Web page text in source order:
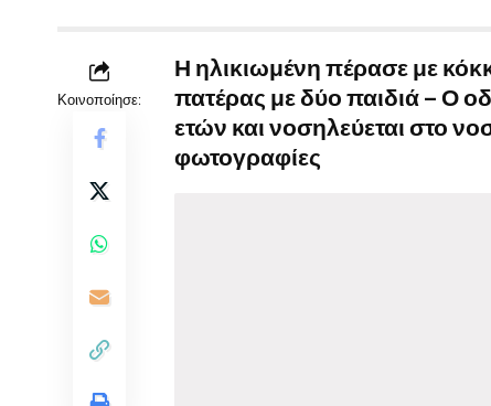
Κοινοποίησε:
Η ηλικιωμένη πέρασε με
πατέρας με δύο παιδιά – Ο
ετών και νοσηλεύεται στο
φωτογραφίες